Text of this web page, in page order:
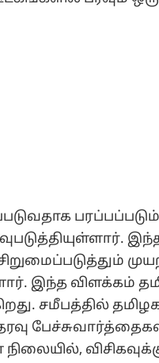
இந்த விளக்கம்
சமீபத்தில்